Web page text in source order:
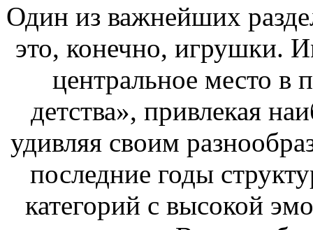
Один из важнейших
это, конечно, игрушки.
центральное место в
детства», привлекая
удивляя своим
последние годы
категорий с высокой